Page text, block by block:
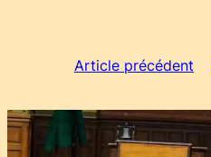
Article précédent